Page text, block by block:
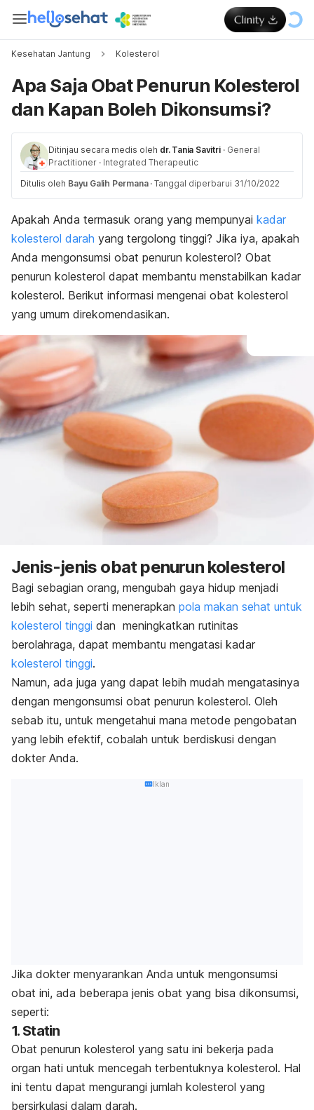
Kesehatan Jantung Kolesterol
Apa Saja Obat Penurun Kolesterol
dan Kapan Boleh Dikonsumsi?
Ditinjau secara medis oleh dr. Tania Savitri · General
Practitioner · Integrated Therapeutic
Ditulis oleh Bayu Galih Permana · Tanggal diperbarui 31/10/2022
Apakah Anda termasuk orang yang mempunyai kadar
kolesterol darah yang tergolong tinggi? Jika iya, apakah
Anda mengonsumsi obat penurun kolesterol? Obat
penurun kolesterol dapat membantu menstabilkan kadar
kolesterol. Berikut informasi mengenai obat kolesterol
yang umum direkomendasikan.
Jenis-jenis obat penurun kolesterol
Bagi sebagian orang, mengubah gaya hidup menjadi
lebih sehat, seperti menerapkan pola makan sehat untuk
kolesterol tinggi dan meningkatkan rutinitas
berolahraga, dapat membantu mengatasi kadar
kolesterol tinggi.
Namun, ada juga yang dapat lebih mudah mengatasinya
dengan mengonsumsi obat penurun kolesterol. Oleh
sebab itu, untuk mengetahui mana metode pengobatan
yang lebih efektif, cobalah untuk berdiskusi dengan
dokter Anda.
Iklan
Jika dokter menyarankan Anda untuk mengonsumsi
obat ini, ada beberapa jenis obat yang bisa dikonsumsi,
seperti:
1. Statin
Obat penurun kolesterol yang satu ini bekerja pada
organ hati untuk mencegah terbentuknya kolesterol. Hal
ini tentu dapat mengurangi jumlah kolesterol yang
bersirkulasi dalam darah.